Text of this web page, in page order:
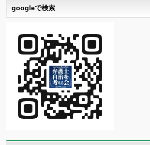
googleで検索